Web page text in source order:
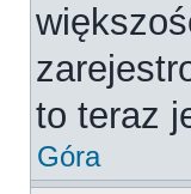
to teraz
Góra